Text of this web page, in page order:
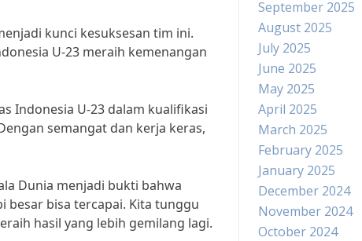
kunci kesuksesan tim ini.
U-23 meraih kemenangan
Indonesia U-23 dalam kualifikasi
semangat dan kerja keras,
Dunia menjadi bukti bahwa
besar bisa tercapai. Kita tunggu
hasil yang lebih gemilang lagi.
September 2025
August 2025
July 2025
June 2025
May 2025
April 2025
March 2025
February 2025
January 2025
December 2024
November 2024
October 2024